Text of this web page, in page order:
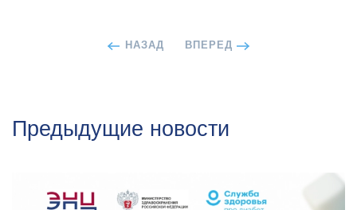
НАЗАД ВПЕРЕД
Предыдущие новости